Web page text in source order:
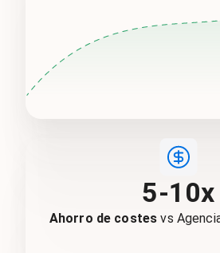
5-10x
Ahorro de costes vs